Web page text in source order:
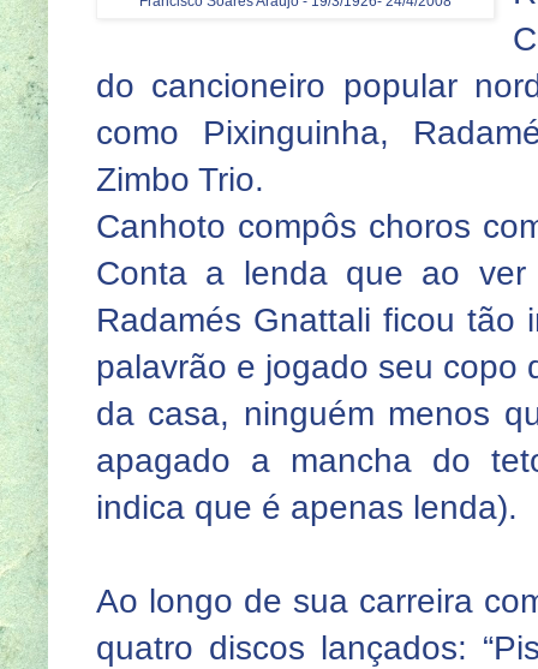
do cancioneiro popular
como Pixinguinha,
Zimbo Trio.
Canhoto compôs choros
Conta a lenda que ao ver
Radamés Gnattali ficou tão
palavrão e jogado seu copo
da casa, ninguém menos
apagado a mancha do
indica que é apenas lenda).
Ao longo de sua carreira
quatro discos lançados: